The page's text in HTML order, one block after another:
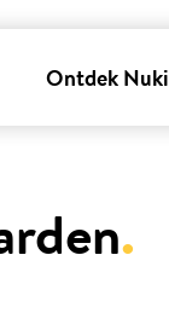
Ontdek Nuki
.